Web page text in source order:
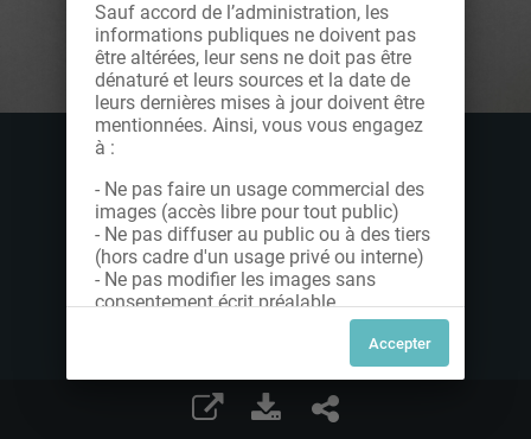
Sauf accord de l’administration, les
informations publiques ne doivent pas
être altérées, leur sens ne doit pas être
dénaturé et leurs sources et la date de
leurs dernières mises à jour doivent être
mentionnées. Ainsi, vous vous engagez
à :
- Ne pas faire un usage commercial des
images (accès libre pour tout public)
- Ne pas diffuser au public ou à des tiers
(hors cadre d'un usage privé ou interne)
- Ne pas modifier les images sans
consentement écrit préalable
Dans le cas contraire, nous vous invitons
à nous contacter afin de solliciter le type
de Licence souhaitée parmi celles
proposées et le cas échéant, acquitter